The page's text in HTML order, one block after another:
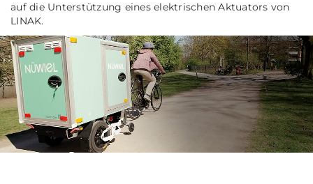
auf die Unterstützung eines elektrischen Aktuators von
LINAK.